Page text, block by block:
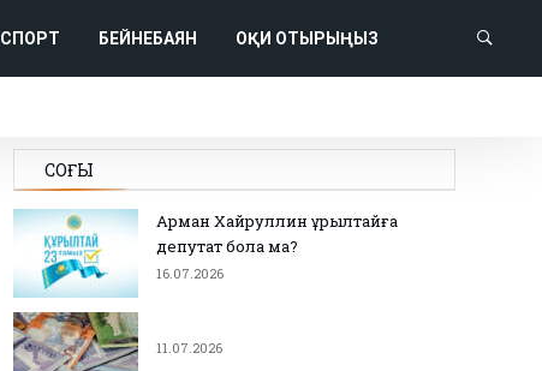
СПОРТ БЕЙНЕБАЯН ОҚИ ОТЫРЫҢЫЗ
СОҢҒЫ
Арман Хайруллин Құрылтайға
депутат бола ма?
16.07.2026
11.07.2026